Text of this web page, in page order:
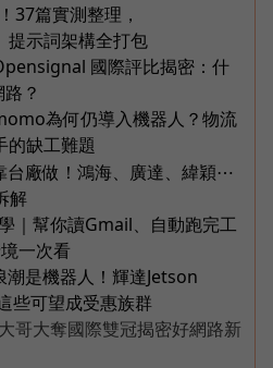
37篇實測整理，
示詞架構全打包
國際評比揭密：什
？
為何仍導入機器人？物流
的缺工難題
台廠做！鴻海、廣達、緯穎⋯
解
｜幫你讀Gmail、自動跑完工
一次看
是機器人！輝達Jetson
些可望成受惠族群
哥大奪國際雙冠揭密好網路新